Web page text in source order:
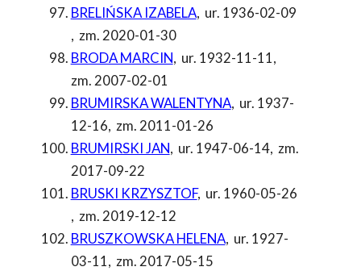
BRELIŃSKA IZABELA, ur. 1936-02-09
, zm. 2020-01-30
BRODA MARCIN, ur. 1932-11-11,
zm. 2007-02-01
BRUMIRSKA WALENTYNA, ur. 1937-
12-16, zm. 2011-01-26
BRUMIRSKI JAN, ur. 1947-06-14, zm.
2017-09-22
BRUSKI KRZYSZTOF, ur. 1960-05-26
, zm. 2019-12-12
BRUSZKOWSKA HELENA, ur. 1927-
03-11, zm. 2017-05-15